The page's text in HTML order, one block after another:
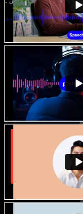
اسٹوڈیو شروع کریں